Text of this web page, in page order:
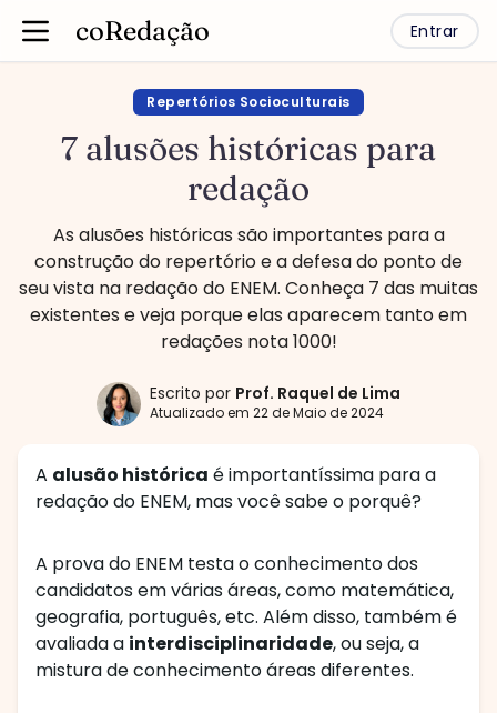
Entrar
coRedação
Repertórios Socioculturais
7 alusões históricas para
redação
As alusões históricas são importantes para a
construção do repertório e a defesa do ponto de
seu vista na redação do ENEM. Conheça 7 das muitas
existentes e veja porque elas aparecem tanto em
redações nota 1000!
Escrito por Prof. Raquel de Lima
Atualizado em 22 de Maio de 2024
A alusão histórica é importantíssima para a
redação do ENEM, mas você sabe o porquê?
A prova do ENEM testa o conhecimento dos
candidatos em várias áreas, como matemática,
geografia, português, etc. Além disso, também é
avaliada a interdisciplinaridade, ou seja, a
mistura de conhecimento áreas diferentes.